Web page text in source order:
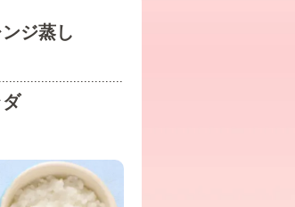
ジ蒸し